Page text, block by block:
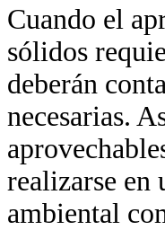
Cuando el
sólidos
deberán
necesarias.
realizarse en
ambiental